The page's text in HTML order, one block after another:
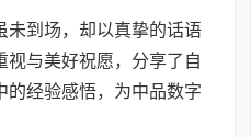
未到场，却以真挚的话语
视与美好祝愿，分享了自
的经验感悟，为中品数字